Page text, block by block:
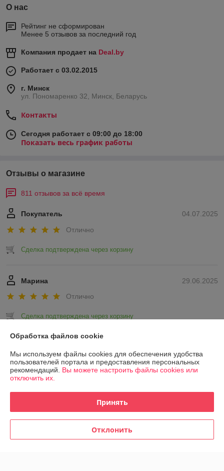
О нас
Рейтинг не сформирован
Менее 5 отзывов за последний год
Компания продает на Deal.by
Работает с 03.02.2015
г. Минск
ул. Пономаренко 32, Минск, Беларусь
Контакты
Сегодня работает с 09:00 до 18:00
Показать весь график работы
Отзывы о магазине
811 отзывов за всё время
04.07.2025
Покупатель
Отлично
Сделка подтверждена через корзину
29.06.2025
Марина
Отлично
Сделка подтверждена через корзину
Показать все отзывы
О нас
Доставка и оплата
Обработка файлов cookie
Мы используем файлы cookies для обеспечения удобства
пользователей портала и предоставления персональных
рекомендаций. Вы можете настроить файлы cookies или
отключить их.
Принять
Отклонить